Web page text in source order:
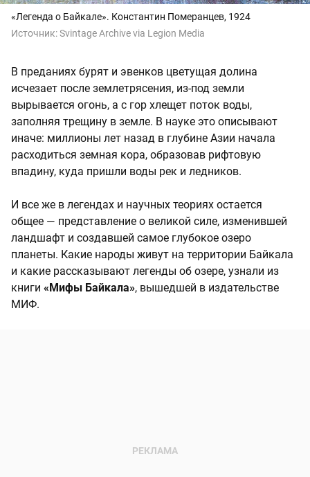
«Легенда о Байкале». Константин Померанцев, 1924
Источник:Svintage Archive via Legion Media
В преданиях бурят и эвенков цветущая долина
исчезает после землетрясения, из-под земли
вырывается огонь, а с гор хлещет поток воды,
заполняя трещину в земле. В науке это описывают
иначе: миллионы лет назад в глубине Азии начала
расходиться земная кора, образовав рифтовую
впадину, куда пришли воды рек и ледников.
И все же в легендах и научных теориях остается
общее — представление о великой силе, изменившей
ландшафт и создавшей самое глубокое озеро
планеты. Какие народы живут на территории Байкала
и какие рассказывают легенды об озере, узнали из
книги «Мифы Байкала», вышедшей в издательстве
МИФ.